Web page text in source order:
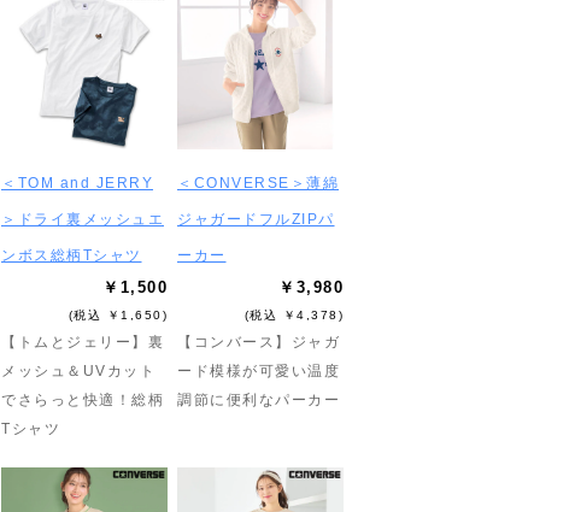
＜TOM and JERRY
＞ドライ裏メッシュエ
ンボス総柄Tシャツ
￥1,500
(税込 ￥1,650)
【トムとジェリー】裏
メッシュ＆UVカット
でさらっと快適！総柄
Tシャツ
＜CONVERSE＞薄綿
ジャガードフルZIPパ
ーカー
￥3,980
(税込 ￥4,378)
【コンバース】ジャガ
ード模様が可愛い温度
調節に便利なパーカー